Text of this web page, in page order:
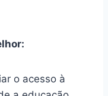
o acesso à